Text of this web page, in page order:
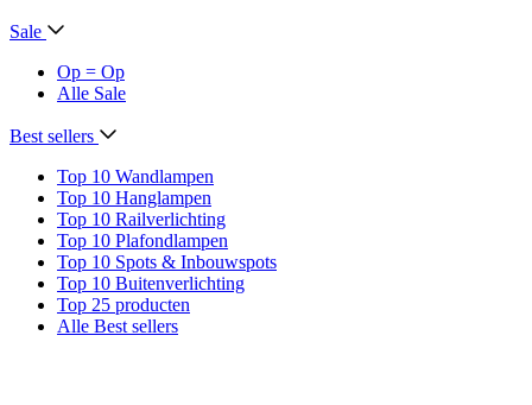
Sale
Op = Op
Alle Sale
Best sellers
Top 10 Wandlampen
Top 10 Hanglampen
Top 10 Railverlichting
Top 10 Plafondlampen
Top 10 Spots & Inbouwspots
Top 10 Buitenverlichting
Top 25 producten
Alle Best sellers